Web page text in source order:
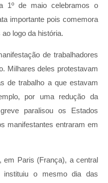
1º de maio celebramos o
importante pois comemora
logo da história.
de trabalhadores
Milhares deles protestavam
de trabalho a que estavam
por uma redução da
paralisou os Estados
manifestantes entraram em
em Paris (França), a central
instituiu o mesmo dia das